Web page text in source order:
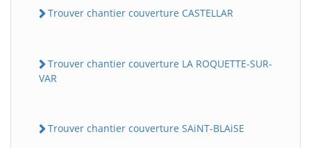
Trouver chantier couverture CASTELLAR
Trouver chantier couverture LA ROQUETTE-SUR-
VAR
Trouver chantier couverture SAiNT-BLAiSE
B Assistant en ligne